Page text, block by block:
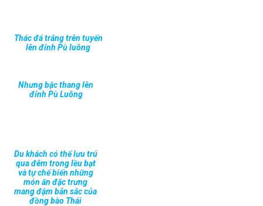
Thác đá trắng trên tuyến
lên đỉnh Pù luông
Nhưng bậc thang lên
đỉnh Pù Luông
Du khách có thể lưu trú
qua đêm trong lều bạt
và tự chế biến những
món ăn đặc trưng
mang đậm bản sắc của
đồng bào Thái